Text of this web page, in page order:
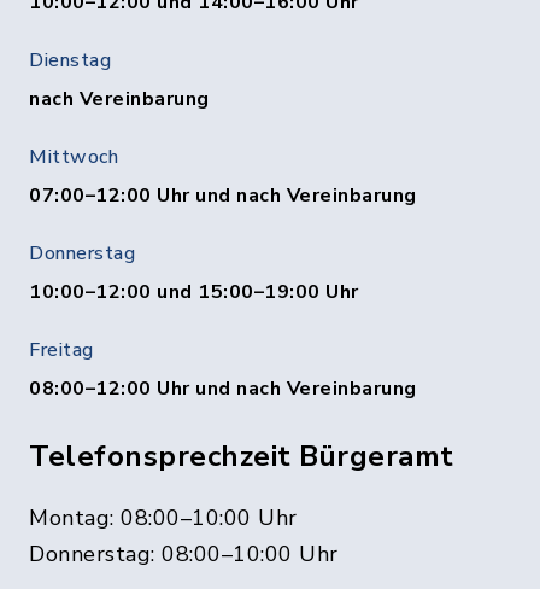
Dienstag
nach Vereinbarung
Mittwoch
07:00–12:00 Uhr und nach Vereinbarung
Donnerstag
10:00–12:00 und 15:00–19:00 Uhr
Freitag
08:00–12:00 Uhr und nach Vereinbarung
Telefonsprechzeit Bürgeramt
Montag: 08:00–10:00 Uhr
Donnerstag: 08:00–10:00 Uhr